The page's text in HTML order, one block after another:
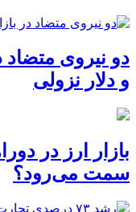
دو نیروی
و دلار نزولی
بازار ارز در
سمت می‌رود؟